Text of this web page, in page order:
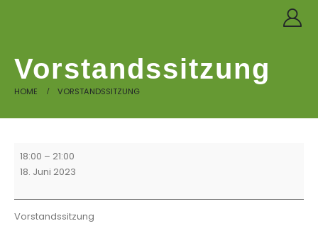
Vorstandssitzung
HOME VORSTANDSSITZUNG
Vorstandssitzung
18:00 – 21:00
18. Juni 2023
Vorstandssitzung